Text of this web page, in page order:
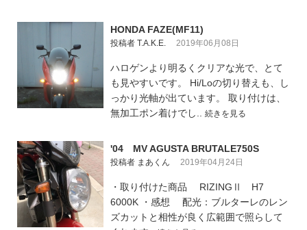
HONDA FAZE(MF11)
投稿者 T.A.K.E. 2019年06月08日
ハロゲンより明るくクリアな光で、とて
も見やすいです。 Hi/Loの切り替えも、し
っかり光軸が出ています。 取り付けは、
無加工ポン着けでし.. 続きを見る
'04 MV AGUSTA BRUTALE750S
投稿者 まあくん 2019年04月24日
・取り付けた商品 RIZINGⅡ H7
6000K ・感想 配光：ブルターレのレン
ズカットと相性が良く広範囲で照らして